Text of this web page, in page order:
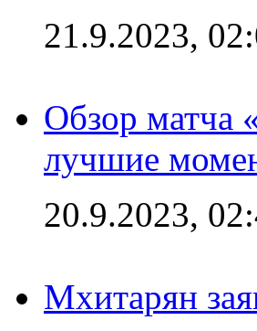
21.9.2023,
Обзор матча
лучшие
20.9.2023,
Мхитарян